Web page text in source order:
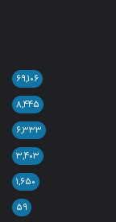
۶۹,۱۰۶
۸,۴۴۵
۶,۳۳۳
۳,۴۰۳
۱,۶۵۰
۵۹